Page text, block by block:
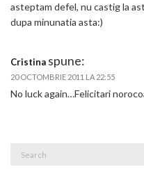
asteptam defel, nu castig la
dupa minunatia asta:)
Cristina spune:
20 OCTOMBRIE 2011 LA 22:55
No luck again…Felicitari